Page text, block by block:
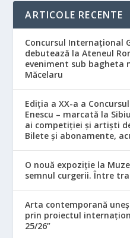
ARTICOLE RECENTE
Concursul Internațional
debutează la Ateneul
eveniment sub bagheta
Măcelaru
Ediția a XX-a a
Enescu – marcată la
ai competiției și artiști
Bilete și abonamente,
O nouă expoziție la
semnul curgerii. Între
Arta contemporană
prin proiectul
25/26”